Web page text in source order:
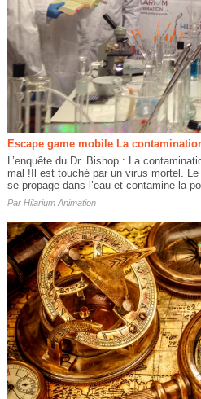
Escape game mobile La
L’enquête du Dr. Bishop : La
mal !Il est touché par un virus mortel.
se propage dans l’eau et contamine la
Par Hilarium Animation